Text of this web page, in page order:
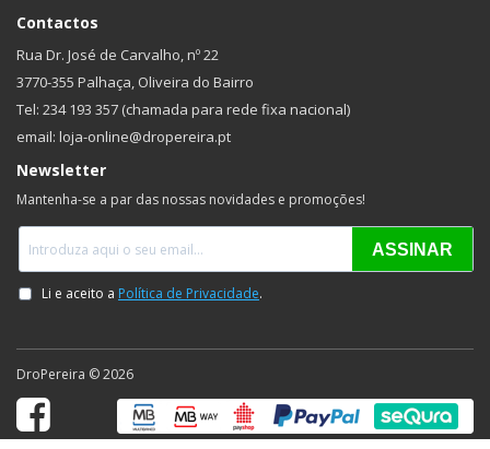
Contactos
Rua Dr. José de Carvalho, nº 22
3770-355 Palhaça, Oliveira do Bairro
Tel: 234 193 357 (chamada para rede fixa nacional)
email: loja-online@dropereira.pt
Newsletter
Mantenha-se a par das nossas novidades e promoções!
DroPereira © 2026